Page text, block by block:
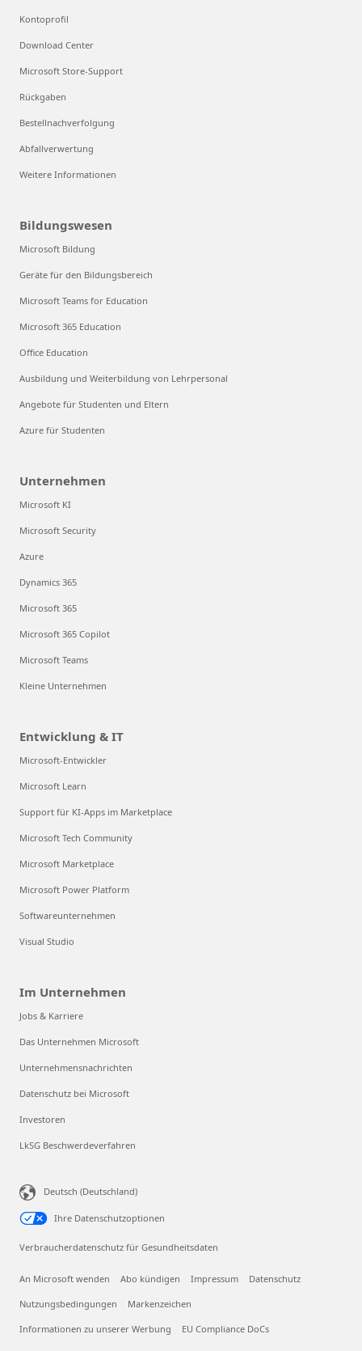
Kontoprofil
Download Center
Microsoft Store-Support
Rückgaben
Bestellnachverfolgung
Abfallverwertung
Weitere Informationen
Bildungswesen
Microsoft Bildung
Geräte für den Bildungsbereich
Microsoft Teams for Education
Microsoft 365 Education
Office Education
Ausbildung und Weiterbildung von Lehrpersonal
Angebote für Studenten und Eltern
Azure für Studenten
Unternehmen
Microsoft KI
Microsoft Security
Azure
Dynamics 365
Microsoft 365
Microsoft 365 Copilot
Microsoft Teams
Kleine Unternehmen
Entwicklung & IT
Microsoft-Entwickler
Microsoft Learn
Support für KI-Apps im Marketplace
Microsoft Tech Community
Microsoft Marketplace
Microsoft Power Platform
Softwareunternehmen
Visual Studio
Im Unternehmen
Jobs & Karriere
Das Unternehmen Microsoft
Unternehmensnachrichten
Datenschutz bei Microsoft
Investoren
LkSG Beschwerdeverfahren
Deutsch (Deutschland)
Ihre Datenschutzoptionen
Verbraucherdatenschutz für Gesundheitsdaten
An Microsoft wenden Abo kündigen Impressum Datenschutz
Nutzungsbedingungen Markenzeichen
Informationen zu unserer Werbung EU Compliance DoCs